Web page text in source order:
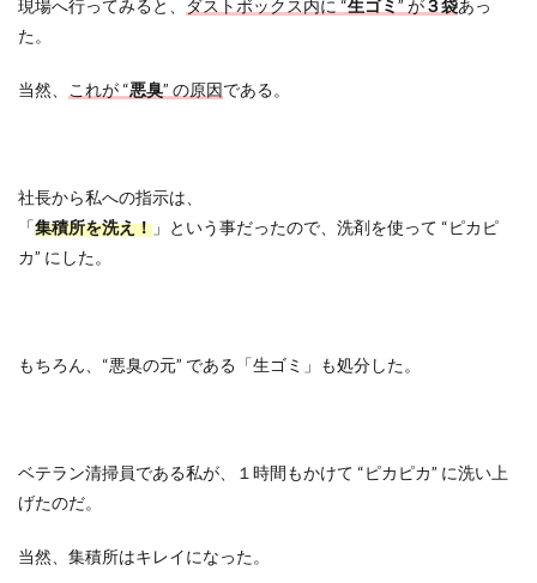
現場へ行ってみると、 ダストボックス内に “生ゴミ ” が３袋あっ
た。
当然、 これが “悪臭” の原因である。
社長から私への指示は、
「集積所を洗え！ 」という事だったので、洗剤を使って “ピカピ
カ” にした。
もちろん、 “悪臭の元” である「生ゴミ」も処分した。
ベテラン清掃員である私が、１時間もかけて “ピカピカ” に洗い上
げたのだ。
当然、集積所はキレイになった。